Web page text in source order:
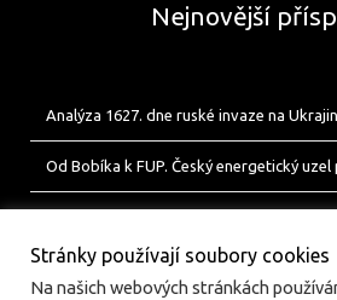
Nejnovější
Analýza 1627. dne ruské invaze na
Od Bobíka k FUP. Český energetický
Stránky používají soubory cookies
Na našich webových stránkách